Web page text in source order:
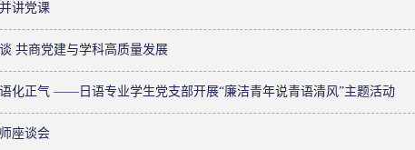
讲党课
共商党建与学科高质量发展
化正气 ——日语专业学生党支部开展“廉洁青年说青语清风”主题活动
座谈会